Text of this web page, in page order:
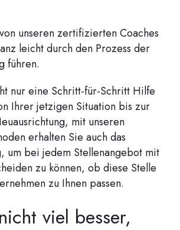
unseren zertifizierten Coaches
leicht durch den Prozess der
führen.
nur eine Schritt-für-Schritt Hilfe
Ihrer jetzigen Situation bis zur
mit unseren
erhalten Sie auch das
um bei jedem Stellenangebot mit
zu können, ob diese Stelle
zu Ihnen passen.
viel besser,